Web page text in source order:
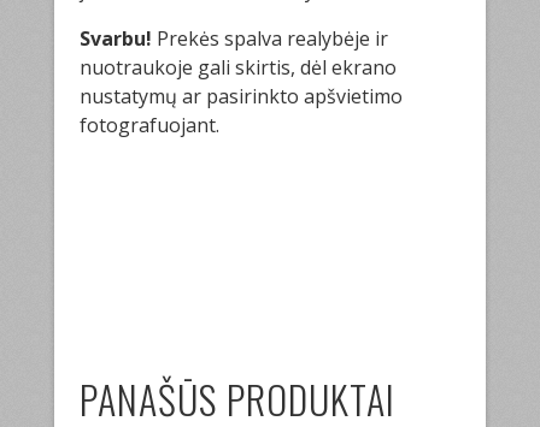
Svarbu! Prekės spalva realybėje ir
nuotraukoje gali skirtis, dėl ekrano
nustatymų ar pasirinkto apšvietimo
fotografuojant.
PANAŠŪS PRODUKTAI